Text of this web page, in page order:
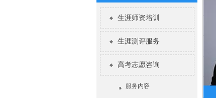
生涯师资培训
生涯测评服务
高考志愿咨询
服务内容